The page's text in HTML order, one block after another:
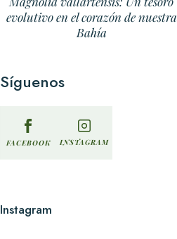
evolutivo en el corazón de nuestra
Bahía
Síguenos
FACEBOOK INSTAGRAM
Instagram